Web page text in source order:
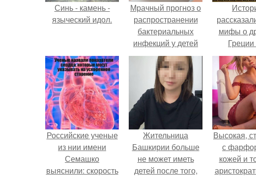
Синь - камень -
языческий идол.
Мрачный прогноз о
распространении
бактериальных
инфекций у детей
вышел.
мифы о
Российские ученые
из нии имени
Семашко
выяснили: скорость
Жительница
Башкирии больше
не может иметь
детей после того,
Высокая,
с
кожей и